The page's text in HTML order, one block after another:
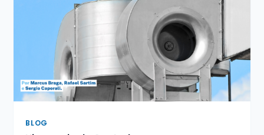
BLOG